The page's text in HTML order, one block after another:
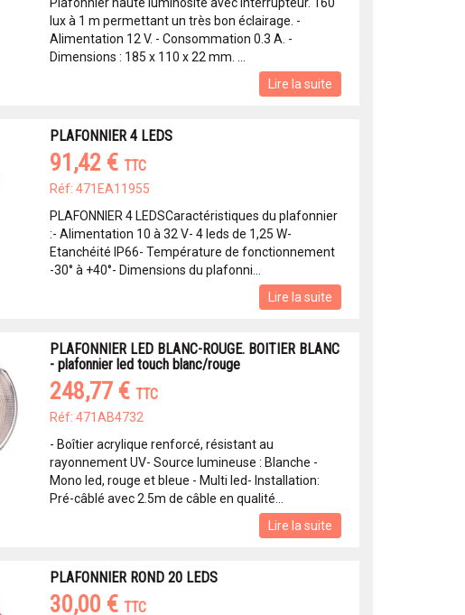
lux à 1 m permettant un très bon éclairage. -
Alimentation 12 V. - Consommation 0.3 A. -
Dimensions : 185 x 110 x 22 mm. ...
Lire la suite
PLAFONNIER 4 LEDS
91,42 € TTC
Réf: 471EA11955
PLAFONNIER 4 LEDSCaractéristiques du plafonnier
:- Alimentation 10 à 32 V- 4 leds de 1,25 W-
Etanchéité IP66- Température de fonctionnement
-30° à +40°- Dimensions du plafonni...
Lire la suite
PLAFONNIER LED BLANC-ROUGE. BOITIER BLANC
- plafonnier led touch blanc/rouge
248,77 € TTC
Réf: 471AB4732
- Boîtier acrylique renforcé, résistant au
rayonnement UV- Source lumineuse : Blanche -
Mono led, rouge et bleue - Multi led- Installation:
Pré-câblé avec 2.5m de câble en qualité...
Lire la suite
PLAFONNIER ROND 20 LEDS
30,00 € TTC